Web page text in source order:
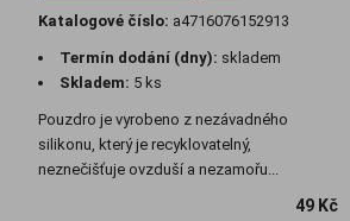
Katalogové číslo: a4716076152913
Termín dodání (dny): skladem
Skladem: 5 ks
Pouzdro je vyrobeno z nezávadného
silikonu, který je recyklovatelný,
neznečišťuje ovzduší a nezamořu...
49 Kč